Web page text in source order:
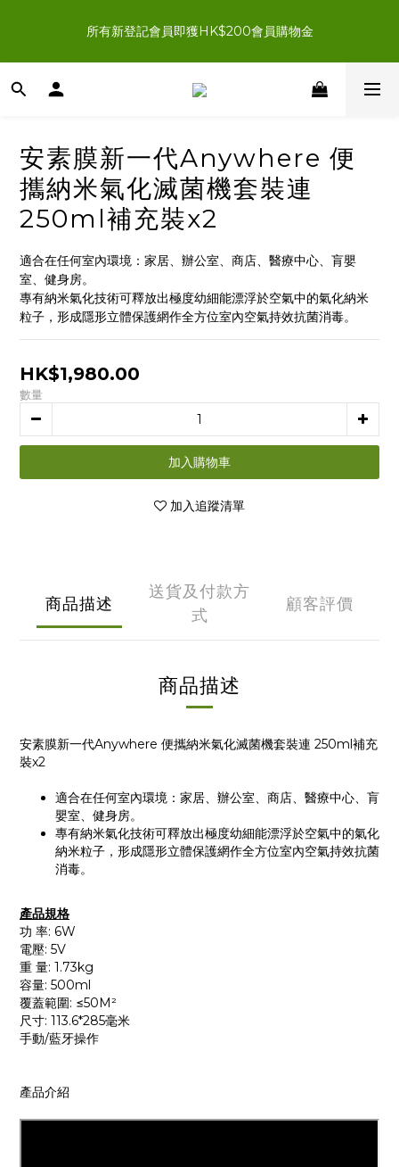
即享HK$100即時扣減優惠
所有新登記會員即獲HK$200會員購物金
新登記會員結帳時輸入優惠碼「NEWJOIN100」首單滿＄200
安素膜新一代Anywhere 便
攜納米氣化滅菌機套裝連
250ml補充裝x2
適合在任何室內環境：家居、辦公室、商店、醫療中心、肓嬰
室、健身房。
專有納米氣化技術可釋放出極度幼細能漂浮於空氣中的氣化納米
粒子，形成隱形立體保護網作全方位室內空氣持效抗菌消毒。
HK$1,980.00
數量
加入購物車
加入追蹤清單
商品描述
送貨及付款方
式
顧客評價
商品描述
安素膜新一代Anywhere 便攜納米氣化滅菌機套裝連 250ml補充
裝x2
適合在任何室內環境：家居、辦公室、商店、醫療中心、肓
嬰室、健身房。
專有納米氣化技術可釋放出極度幼細能漂浮於空氣中的氣化
納米粒子，形成隱形立體保護網作全方位室內空氣持效抗菌
消毒。
產品規格
功 率: 6W
電壓: 5V
重 量: 1.73kg
容量: 500ml
覆蓋範圍: ≤50M²
尺寸: 113.6*285毫米
手動/藍牙操作
產品介紹